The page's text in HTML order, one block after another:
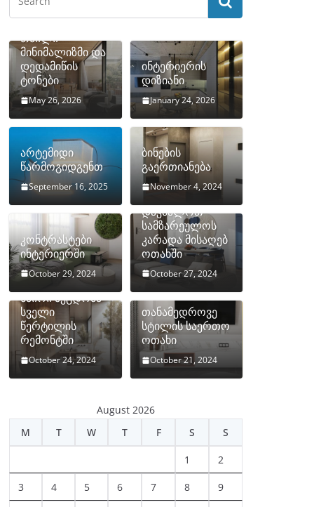
თბილი
მინიმალიზმი და
დედამიწის
ტონები
May 26, 2026
ინტერიერის
დიზიანი
January 24, 2026
არტემიდი
წარმოგიდგენთ
September 16, 2025
ბინების
გაერთიანება
November 4, 2024
კონტრასტები
ინტერიერში
October 29, 2024
როგორ
დავმალოთ
სამზარეულოს
კარადა მისაღებ
ოთახში
October 27, 2024
ხშირი შეცდომა
სველი
წერტილის
რემონტში
October 24, 2024
თანამედროვე
სტილის საერთო
ოთახი
October 21, 2024
August 2026
M
T W T F S S
1 2
3 4 5 6 7 8 9